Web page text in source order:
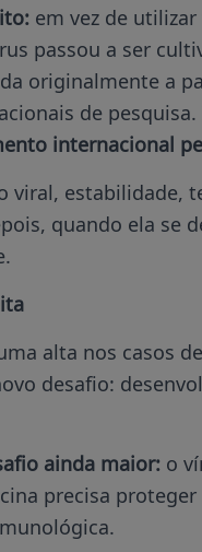
em vez de
passou a ser
originalmente a
de pesquisa.
internacional
estabilidade,
quando ela se
alta nos casos
desafio:
ainda maior: o
precisa